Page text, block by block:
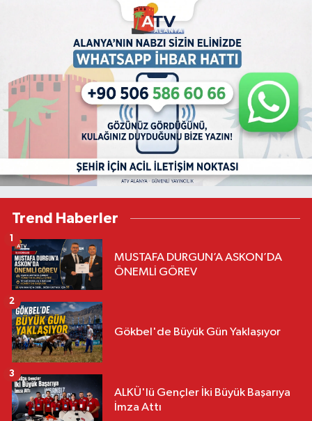
Trend Haberler
MUSTAFA DURGUN’A ASKON’DA
ÖNEMLİ GÖREV
Gökbel'de Büyük Gün Yaklaşıyor
2
ALKÜ'lü Gençler İki Büyük Başarıya
İmza Attı
3